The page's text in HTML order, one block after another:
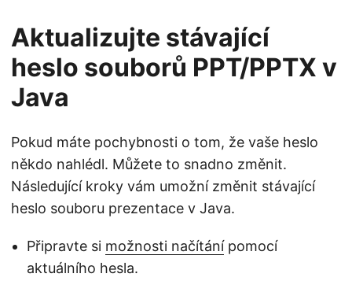
Aktualizujte stávající
heslo souborů PPT/PPTX v
Java
Pokud máte pochybnosti o tom, že vaše heslo
někdo nahlédl. Můžete to snadno změnit.
Následující kroky vám umožní změnit stávající
heslo souboru prezentace v Java.
Připravte si možnosti načítánípomocí
aktuálního hesla.